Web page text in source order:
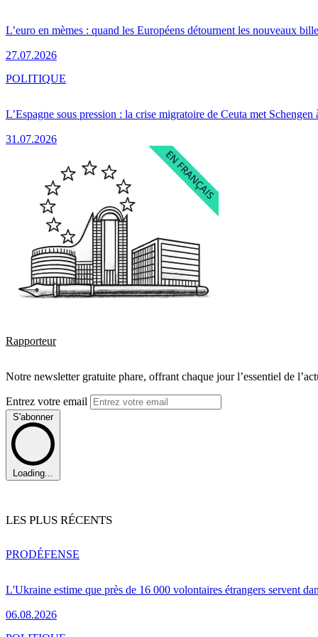
L’euro en mèmes : quand les Européens détournent les nouveaux
27.07.2026
L’Espagne sous pression : la crise migratoire de Ceuta met Schengen
31.07.2026
POLITIQUE
Rapporteur
Notre newsletter gratuite phare, offrant chaque jour l’essentiel de
Entrez votre email
S'abonner
Loading...
LES PLUS RÉCENTS
L'Ukraine estime que près de 16 000 volontaires étrangers servent
06.08.2026
PRODÉFENSE